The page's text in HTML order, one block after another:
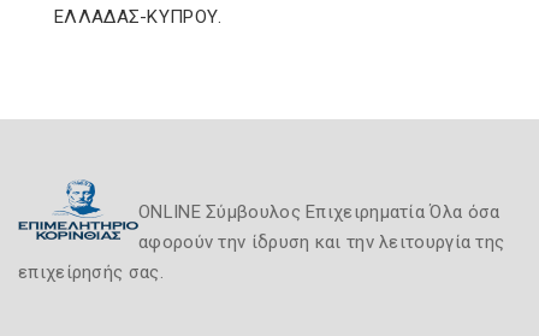
ΕΛΛΑΔΑΣ-ΚΥΠΡΟΥ.
ONLINE Σύμβουλος Επιχειρηματία Όλα όσα
αφορούν την ίδρυση και την λειτουργία της
επιχείρησής σας.